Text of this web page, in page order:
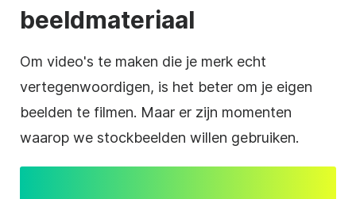
beeldmateriaal
Om video's te maken die je merk echt
vertegenwoordigen, is het beter om je eigen
beelden te filmen. Maar er zijn momenten
waarop we stockbeelden willen gebruiken.